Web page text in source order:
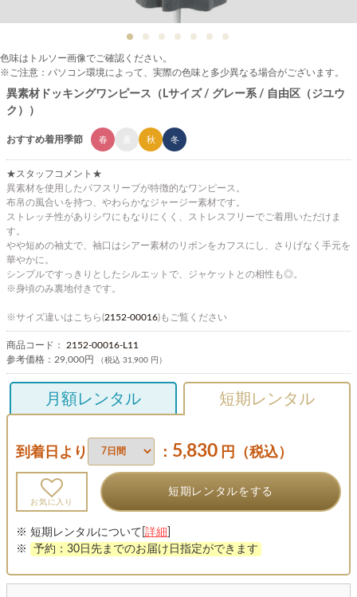
色味はトルソー画像でご確認ください。
※ご注意：パソコン環境によって、実際の色味と多少異なる場合がございます。
異素材ドッキングワンピース（Lサイズ / グレー系 / 自由区（ジユウ
ク））
おすすめ着用季節 春 秋 冬
★スタッフコメント★
異素材を使用したパフスリーブが特徴的なワンピース。
布帛の風合いを持つ、やわらかなジャージー素材です。
ストレッチ性がありシワにもなりにくく、ストレスフリーでご着用いただけま
す。
やや短めの袖丈で、袖口はシアー素材のリボンをカフスにし、さりげなく手元を
華やかに。
シンプルですっきりとしたシルエットで、ジャケットとの相性も◎。
※身頃のみ裏地付きです。
※サイズ違いはこちら(2152-00016)もご覧ください
商品コード： 2152-00016-L11
参考価格： 29,000円 （税込 31,900 円）
月額レンタル 短期レンタル
到着日より ： 5,830 円（税込）
お気に入り
短期レンタルをする
※ 短期レンタルについて[ 詳細
※
予約：30日先までのお届け日指定ができます